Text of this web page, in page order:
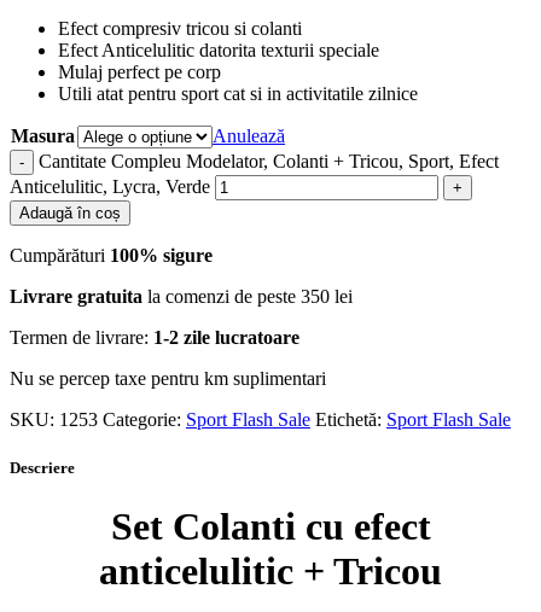
Efect compresiv tricou si colanti
Efect Anticelulitic datorita texturii speciale
Mulaj perfect pe corp
Utili atat pentru sport cat si in activitatile zilnice
Masura
Anulează
Cantitate Compleu Modelator, Colanti + Tricou, Sport, Efect
Anticelulitic, Lycra, Verde
Adaugă în coș
Cumpărături 100% sigure
Livrare gratuita la comenzi de peste 350 lei
Termen de livrare: 1-2 zile lucratoare
Nu se percep taxe pentru km suplimentari
SKU: 1253 Categorie: Sport Flash Sale Etichetă: Sport Flash Sale
Descriere
Set Colanti cu efect
anticelulitic + Tricou